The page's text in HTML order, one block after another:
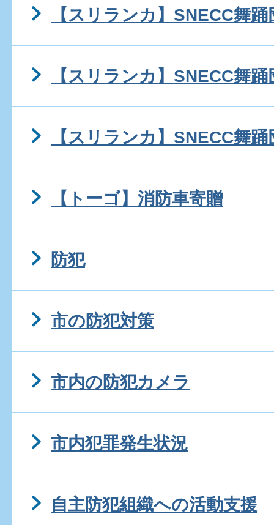
【スリランカ】SNECC舞
【スリランカ】SNECC舞
【スリランカ】SNECC舞
【トーゴ】消防車寄贈
防犯
市の防犯対策
市内の防犯カメラ
市内犯罪発生状況
自主防犯組織への活動支援